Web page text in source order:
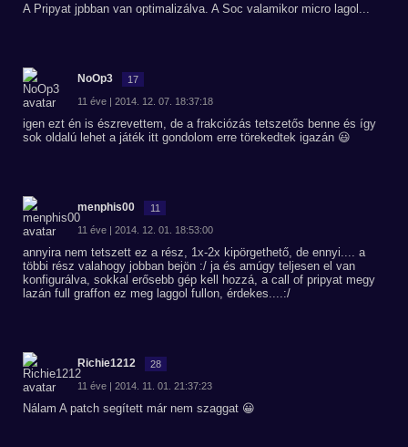
A Pripyat jpbban van optimalizálva. A Soc valamikor micro lagol...
NoOp3 17
11 éve | 2014. 12. 07. 18:37:18
igen ezt én is észrevettem, de a frakciózás tetszetős benne és így
sok oldalú lehet a játék itt gondolom erre törekedtek igazán 😃
menphis00 11
11 éve | 2014. 12. 01. 18:53:00
annyira nem tetszett ez a rész, 1x-2x kipörgethető, de ennyi.... a
többi rész valahogy jobban bejön :/ ja és amúgy teljesen el van
konfigurálva, sokkal erősebb gép kell hozzá, a call of pripyat megy
lazán full graffon ez meg laggol fullon, érdekes....:/
Richie1212 28
11 éve | 2014. 11. 01. 21:37:23
Nálam A patch segített már nem szaggat 😀